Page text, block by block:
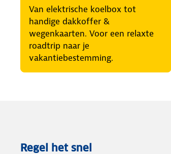
Van elektrische koelbox tot
handige dakkoffer &
wegenkaarten. Voor een relaxte
roadtrip naar je
vakantiebestemming.
Regel het snel